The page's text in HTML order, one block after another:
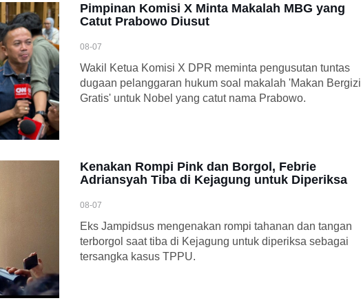
Pimpinan Komisi X Minta Makalah MBG yang
Catut Prabowo Diusut
08-07
Wakil Ketua Komisi X DPR meminta pengusutan tuntas
dugaan pelanggaran hukum soal makalah 'Makan Bergizi
Gratis' untuk Nobel yang catut nama Prabowo.
Kenakan Rompi Pink dan Borgol, Febrie
Adriansyah Tiba di Kejagung untuk Diperiksa
08-07
Eks Jampidsus mengenakan rompi tahanan dan tangan
terborgol saat tiba di Kejagung untuk diperiksa sebagai
tersangka kasus TPPU.